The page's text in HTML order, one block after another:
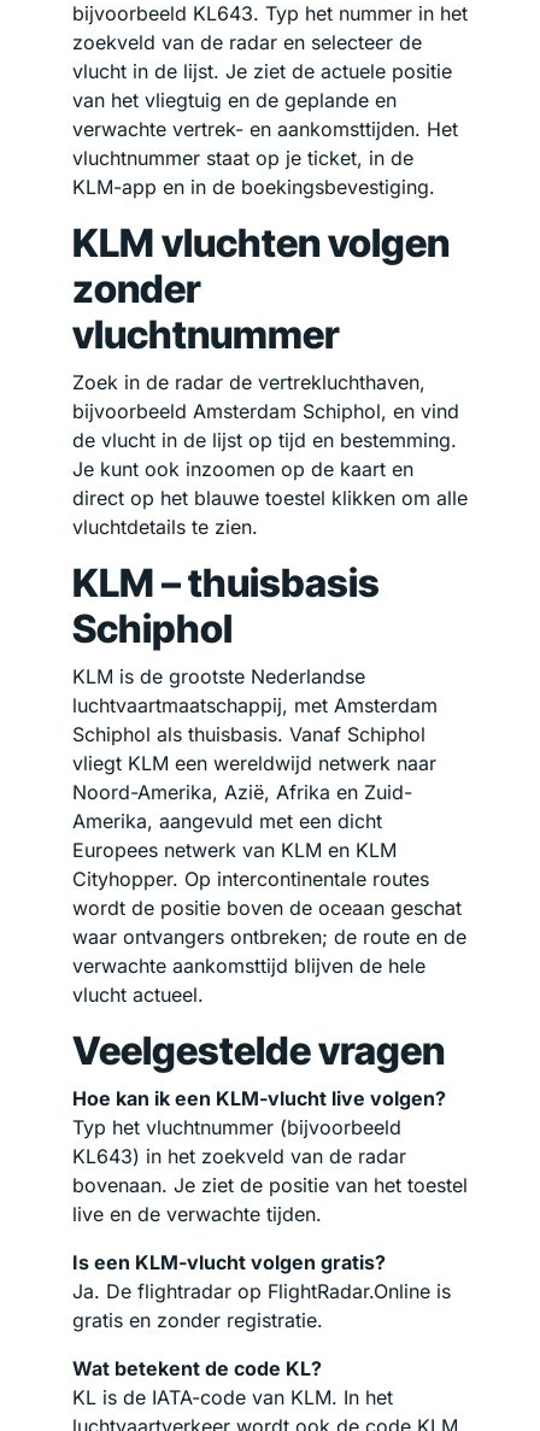
bijvoorbeeld KL643. Typ het nummer in het
zoekveld van de radar en selecteer de
vlucht in de lijst. Je ziet de actuele positie
van het vliegtuig en de geplande en
verwachte vertrek- en aankomsttijden. Het
vluchtnummer staat op je ticket, in de
KLM-app en in de boekingsbevestiging.
KLM vluchten volgen
zonder
vluchtnummer
Zoek in de radar de vertrekluchthaven,
bijvoorbeeld Amsterdam Schiphol, en vind
de vlucht in de lijst op tijd en bestemming.
Je kunt ook inzoomen op de kaart en
direct op het blauwe toestel klikken om alle
vluchtdetails te zien.
KLM – thuisbasis
Schiphol
KLM is de grootste Nederlandse
luchtvaartmaatschappij, met Amsterdam
Schiphol als thuisbasis. Vanaf Schiphol
vliegt KLM een wereldwijd netwerk naar
Noord-Amerika, Azië, Afrika en Zuid-
Amerika, aangevuld met een dicht
Europees netwerk van KLM en KLM
Cityhopper. Op intercontinentale routes
wordt de positie boven de oceaan geschat
waar ontvangers ontbreken; de route en de
verwachte aankomsttijd blijven de hele
vlucht actueel.
Veelgestelde vragen
Hoe kan ik een KLM-vlucht live volgen?
Typ het vluchtnummer (bijvoorbeeld
KL643) in het zoekveld van de radar
bovenaan. Je ziet de positie van het toestel
live en de verwachte tijden.
Is een KLM-vlucht volgen gratis?
Ja. De flightradar op FlightRadar.Online is
gratis en zonder registratie.
Wat betekent de code KL?
KL is de IATA-code van KLM. In het